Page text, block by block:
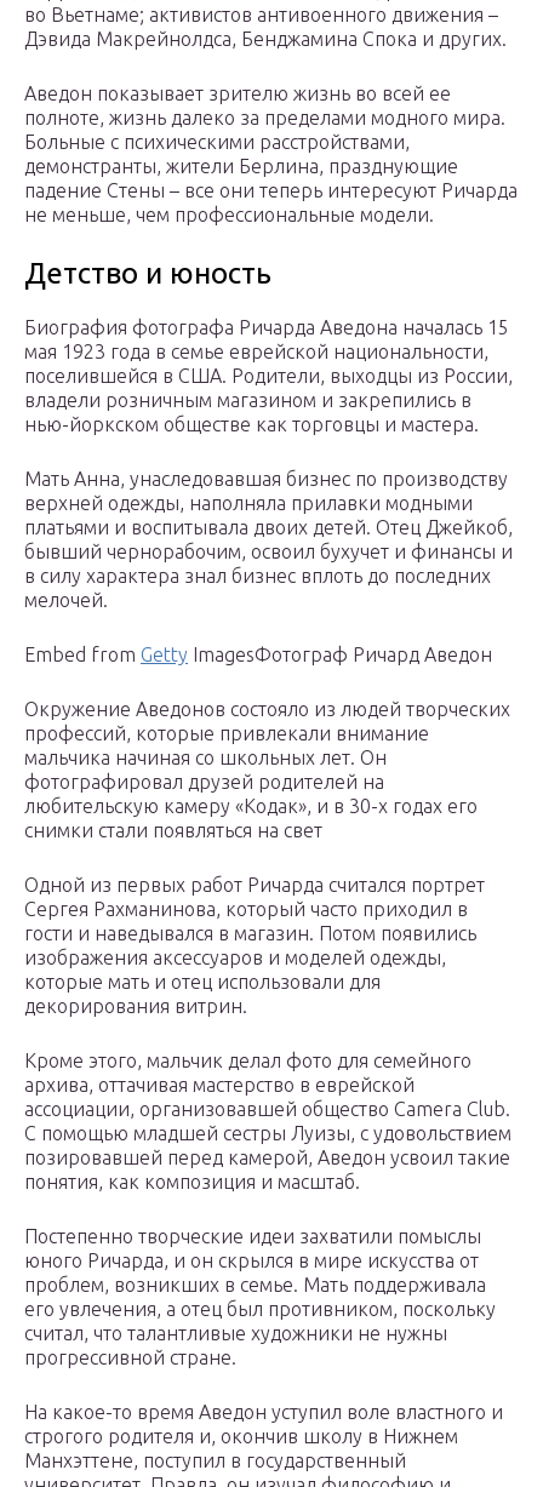
во Вьетнаме; активистов антивоенного движения –
Дэвида Макрейнолдса, Бенджамина Спока и других.
Аведон показывает зрителю жизнь во всей ее
полноте, жизнь далеко за пределами модного мира.
Больные с психическими расстройствами,
демонстранты, жители Берлина, празднующие
падение Стены – все они теперь интересуют Ричарда
не меньше, чем профессиональные модели.
Детство и юность
Биография фотографа Ричарда Аведона началась 15
мая 1923 года в семье еврейской национальности,
поселившейся в США. Родители, выходцы из России,
владели розничным магазином и закрепились в
нью-йоркском обществе как торговцы и мастера.
Мать Анна, унаследовавшая бизнес по производству
верхней одежды, наполняла прилавки модными
платьями и воспитывала двоих детей. Отец Джейкоб,
бывший чернорабочим, освоил бухучет и финансы и
в силу характера знал бизнес вплоть до последних
мелочей.
Embed from Getty ImagesФотограф Ричард Аведон
Окружение Аведонов состояло из людей творческих
профессий, которые привлекали внимание
мальчика начиная со школьных лет. Он
фотографировал друзей родителей на
любительскую камеру «Кодак», и в 30-х годах его
снимки стали появляться на свет
Одной из первых работ Ричарда считался портрет
Сергея Рахманинова, который часто приходил в
гости и наведывался в магазин. Потом появились
изображения аксессуаров и моделей одежды,
которые мать и отец использовали для
декорирования витрин.
Кроме этого, мальчик делал фото для семейного
архива, оттачивая мастерство в еврейской
ассоциации, организовавшей общество Camera Club.
С помощью младшей сестры Луизы, с удовольствием
позировавшей перед камерой, Аведон усвоил такие
понятия, как композиция и масштаб.
Постепенно творческие идеи захватили помыслы
юного Ричарда, и он скрылся в мире искусства от
проблем, возникших в семье. Мать поддерживала
его увлечения, а отец был противником, поскольку
считал, что талантливые художники не нужны
прогрессивной стране.
На какое-то время Аведон уступил воле властного и
строгого родителя и, окончив школу в Нижнем
Манхэттене, поступил в государственный